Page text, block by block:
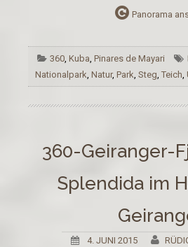
Panorama
360,Kuba,Pinares de Mayari
Nationalpark, Natur, Park, Steg, Teich,
360-Geiranger-
Splendida im
4. JUNI 2015